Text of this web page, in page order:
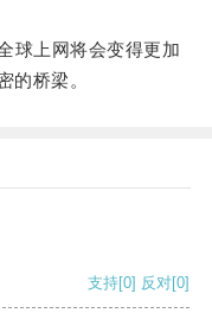
上网将会变得更加
的桥梁。
支持[0] 反对[0]